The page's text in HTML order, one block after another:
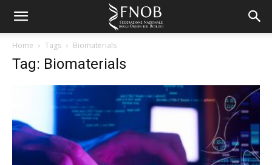
Home Tags Biomaterials
Tag: Biomaterials